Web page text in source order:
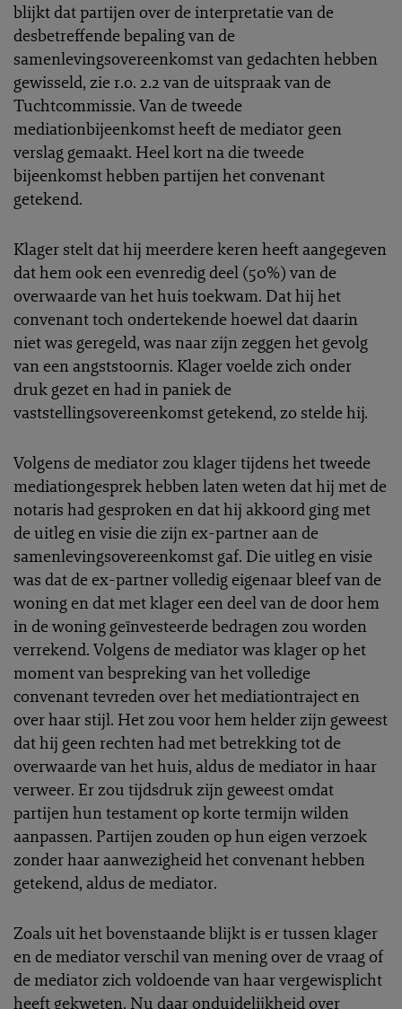
blijkt dat partijen over de interpretatie van de
desbetreffende bepaling van de
samenlevingsovereenkomst van gedachten hebben
gewisseld, zie r.o. 2.2 van de uitspraak van de
Tuchtcommissie. Van de tweede
mediationbijeenkomst heeft de mediator geen
verslag gemaakt. Heel kort na die tweede
bijeenkomst hebben partijen het convenant
getekend.
Klager stelt dat hij meerdere keren heeft aangegeven
dat hem ook een evenredig deel (50%) van de
overwaarde van het huis toekwam. Dat hij het
convenant toch ondertekende hoewel dat daarin
niet was geregeld, was naar zijn zeggen het gevolg
van een angststoornis. Klager voelde zich onder
druk gezet en had in paniek de
vaststellingsovereenkomst getekend, zo stelde hij.
Volgens de mediator zou klager tijdens het tweede
mediationgesprek hebben laten weten dat hij met de
notaris had gesproken en dat hij akkoord ging met
de uitleg en visie die zijn ex-partner aan de
samenlevingsovereenkomst gaf. Die uitleg en visie
was dat de ex-partner volledig eigenaar bleef van de
woning en dat met klager een deel van de door hem
in de woning geïnvesteerde bedragen zou worden
verrekend. Volgens de mediator was klager op het
moment van bespreking van het volledige
convenant tevreden over het mediationtraject en
over haar stijl. Het zou voor hem helder zijn geweest
dat hij geen rechten had met betrekking tot de
overwaarde van het huis, aldus de mediator in haar
verweer. Er zou tijdsdruk zijn geweest omdat
partijen hun testament op korte termijn wilden
aanpassen. Partijen zouden op hun eigen verzoek
zonder haar aanwezigheid het convenant hebben
getekend, aldus de mediator.
Zoals uit het bovenstaande blijkt is er tussen klager
en de mediator verschil van mening over de vraag of
de mediator zich voldoende van haar vergewisplicht
heeft gekweten. Nu daar onduidelijkheid over